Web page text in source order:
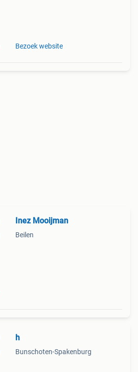
Bezoek website
Inez Mooijman
Beilen
h
Bunschoten-Spakenburg